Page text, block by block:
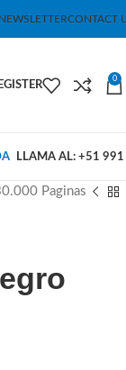
NEWSLETTERCONTACT
0
LLAMA AL: +51
Paginas